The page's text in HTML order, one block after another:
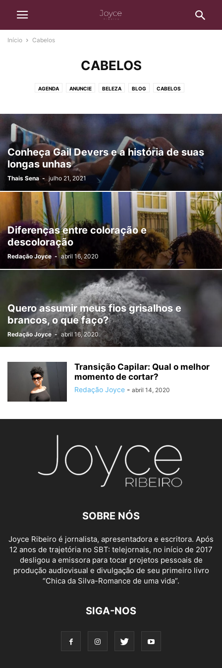
Início Cabelos
CABELOS
AGENDA ANUNCIE BELEZA BLOG CABELOS
LIVROS MATERNIDADE MODA MULHER NATUREZA NOTÍCIAS
VIAGENS WEIRD
Conheça Gail Devers e a história de suas
longas unhas
Thais Sena - julho 21, 2021
Diferenças entre coloração e
descoloração
Redação Joyce - abril 16, 2020
Quero assumir meus fios grisalhos e
brancos, o que faço?
Redação Joyce - abril 16, 2020
Transição Capilar: Qual o melhor
momento de cortar?
Redação Joyce - abril 14, 2020
SOBRE NÓS
Joyce Ribeiro é jornalista, apresentadora e escritora. Após
12 anos de trajetória no SBT: telejornais, no início de 2017
desligou a emissora para tocar projetos pessoais de
produção audiovisual e divulgação de seu primeiro livro
“Chica da Silva-Romance de uma vida”.
SIGA-NOS